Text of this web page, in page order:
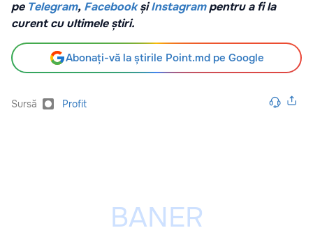
pe Telegram, FacebookșiInstagrampentru a fi la
curent cu ultimele știri.
Abonați-vă la știrile Point.md pe Google
Sursă Profit